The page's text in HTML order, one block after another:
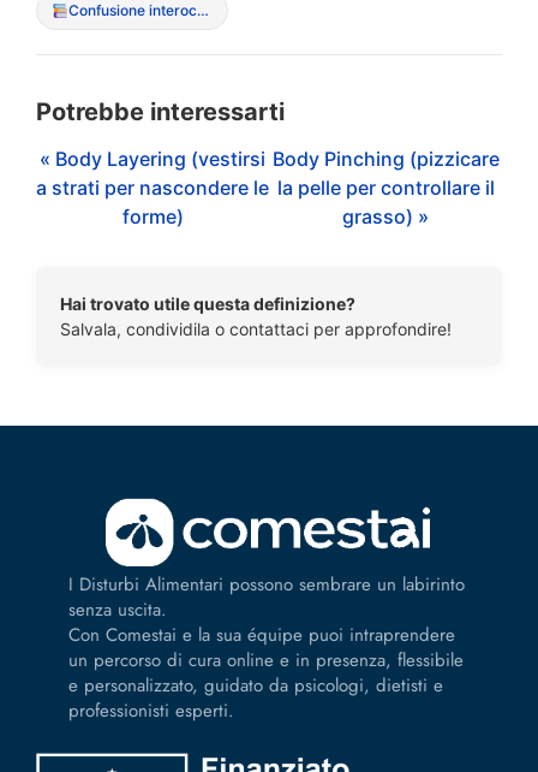
Confusione interocettiva (incapacit? di sentire fame/saziet?)
Potrebbe interessarti
« Body Layering (vestirsi
a strati per nascondere le
forme)
Body Pinching (pizzicare
la pelle per controllare il
grasso) »
Hai trovato utile questa definizione?
Salvala, condividila o contattaci per approfondire!
I Disturbi Alimentari possono sembrare un labirinto
senza uscita.
Con Comestai e la sua équipe puoi intraprendere
un percorso di cura online e in presenza, flessibile
e personalizzato, guidato da psicologi, dietisti e
professionisti esperti.